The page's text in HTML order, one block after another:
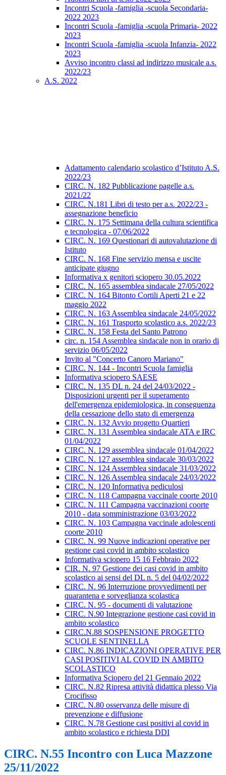
Incontri Scuola -famiglia -scuola Secondaria-
2022 2023
Incontri Scuola -famiglia -scuola Primaria- 2022
2023
Incontri Scuola -famiglia -scuola Infanzia- 2022
2023
Avviso incontro classi ad indirizzo musicale a.s.
2022/23
A.S. 2022
Adattamento calendario scolastico d’Istituto A.S.
2022/23
CIRC. N. 182 Pubblicazione pagelle a.s.
2021/22
CIRC. N.181 Libri di testo per a.s. 2022/23 -
assegnazione beneficio
CIRC. N. 175 Settimana della cultura scientifica
e tecnologica - 07/06/2022
CIRC. N. 169 Questionari di autovalutazione di
Istituto
CIRC. N. 168 Fine servizio mensa e uscite
anticipate giugno
Informativa x genitori sciopero 30.05.2022
CIRC. N. 165 assemblea sindacale 27/05/2022
CIRC. N. 164 Bitonto Cortili Aperti 21 e 22
maggio 2022
CIRC. N. 163 Assemblea sindacale 24/05/2022
CIRC. N. 161 Trasporto scolastico a.s. 2022/23
CIRC. N. 158 Festa del Santo Patrono
circ. n. 154 Assemblea sindacale non in orario di
servizio 06/05/2022
Invito al "Concerto Canoro Mariano"
CIRC. N. 144 - Incontri Scuola famiglia
Informativa sciopero SAESE
CIRC. N. 135 DL n. 24 del 24/03/2022 -
Disposizioni urgenti per il superamento
dell'emergenza epidemiologica, in conseguenza
della cessazione dello stato di emergenza
CIRC. N. 132 Avvio progetto Quartieri
CIRC. N. 131 Assemblea sindacale ATA e IRC
01/04/2022
CIRC. N. 129 assemblea sindacale 01/04/2022
CIRC. N. 127 assemblea sindacale 30/03/2022
CIRC. N. 124 Assemblea sindacale 31/03/2022
CIRC. N. 126 Assemblea sindacale 24/03/2022
CIRC. N. 120 Informativa pediculosi
CIRC. N. 118 Campagna vaccinale coorte 2010
CIRC. N. 111 Campagna vaccinazioni coorte
2010 - data somministrazione 03/03/2022
CIRC. N. 103 Campagna vaccinale adolescenti
coorte 2010
CIRC. N. 99 Nuove indicazioni operative per
gestione casi covid in ambito scolastico
Informativa sciopero 15 16 Febbraio 2022
CIR. N. 97 Gestione dei casi covid in ambito
scolastico ai sensi del DL n. 5 del 04/02/2022
CIRC. N. 96 Interruzione provvedimenti per
quarantena e sorveglianza scolastica
CIRC. N. 95 - documenti di valutazione
CIRC. N.90 Integrazione gestione casi covid in
ambito scolastico
CIRC.N.88 SOSPENSIONE PROGETTO
SCUOLE SENTINELLA
CIRC. N.86 INDICAZIONI OPERATIVE PER
CASI POSITIVI AL COVID IN AMBITO
SCOLASTICO
Informativa Sciopero del 21 Gennaio 2022
CIRC. N.82 Ripresa attività didattica plesso Via
Crocifisso
CIRC. N.80 osservanza delle misure di
prevenzione e diffusione
CIRC. N.78 Gestione casi positivi al covid in
ambito scolastico e richiesta DDI
CIRC. N.55 Incontro con Luca Mazzone
25/11/2022